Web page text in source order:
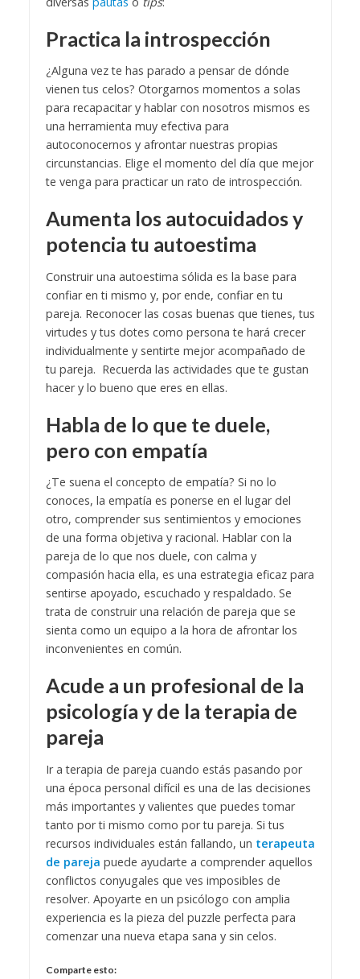
Practica la introspección
¿Alguna vez te has parado a pensar de dónde
vienen tus celos? Otorgarnos momentos a solas
para recapacitar y hablar con nosotros mismos es
una herramienta muy efectiva para
autoconocernos y afrontar nuestras propias
circunstancias. Elige el momento del día que mejor
te venga para practicar un rato de introspección.
Aumenta los autocuidados y
potencia tu autoestima
Construir una autoestima sólida es la base para
confiar en ti mismo y, por ende, confiar en tu
pareja. Reconocer las cosas buenas que tienes, tus
virtudes y tus dotes como persona te hará crecer
individualmente y sentirte mejor acompañado de
tu pareja. Recuerda las actividades que te gustan
hacer y lo bueno que eres en ellas.
Habla de lo que te duele,
pero con empatía
¿Te suena el concepto de empatía? Si no lo
conoces, la empatía es ponerse en el lugar del
otro, comprender sus sentimientos y emociones
de una forma objetiva y racional. Hablar con la
pareja de lo que nos duele, con calma y
compasión hacia ella, es una estrategia eficaz para
sentirse apoyado, escuchado y respaldado. Se
trata de construir una relación de pareja que se
sienta como un equipo a la hora de afrontar los
inconvenientes en común.
Acude a un profesional de la
psicología y de la terapia de
pareja
Ir a terapia de pareja cuando estás pasando por
una época personal difícil es una de las decisiones
más importantes y valientes que puedes tomar
tanto por ti mismo como por tu pareja. Si tus
recursos individuales están fallando, un terapeuta
de pareja puede ayudarte a comprender aquellos
conflictos conyugales que ves imposibles de
resolver. Apoyarte en un psicólogo con amplia
experiencia es la pieza del puzzle perfecta para
comenzar una nueva etapa sana y sin celos.
Comparte esto: